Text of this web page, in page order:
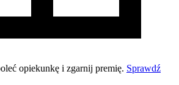
opiekunkę i zgarnij premię. Sprawdź